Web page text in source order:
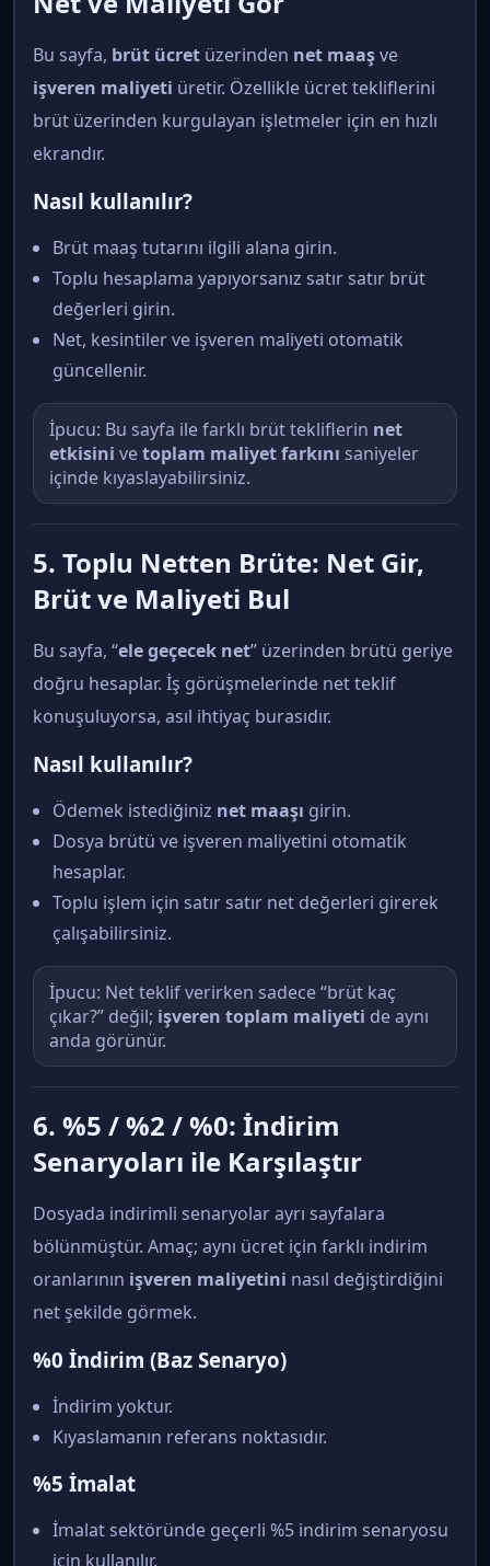
Bu sayfa, brüt ücret üzerinden net maaşve
işveren maliyeti üretir. Özellikle ücret tekliflerini
brüt üzerinden kurgulayan işletmeler için en hızlı
ekrandır.
Nasıl kullanılır?
Brüt maaş tutarını ilgili alana girin.
Toplu hesaplama yapıyorsanız satır satır brüt
değerleri girin.
Net, kesintiler ve işveren maliyeti otomatik
güncellenir.
İpucu: Bu sayfa ile farklı brüt tekliflerin net
etkisini vetoplam maliyet farkını saniyeler
içinde kıyaslayabilirsiniz.
5. Toplu Netten Brüte: Net Gir,
Brüt ve Maliyeti Bul
Bu sayfa, “ele geçecek net” üzerinden brütü geriye
doğru hesaplar. İş görüşmelerinde net teklif
konuşuluyorsa, asıl ihtiyaç burasıdır.
Nasıl kullanılır?
Ödemek istediğiniz net maaşı girin.
Dosya brütü ve işveren maliyetini otomatik
hesaplar.
Toplu işlem için satır satır net değerleri girerek
çalışabilirsiniz.
İpucu: Net teklif verirken sadece “brüt kaç
çıkar?” değil; işveren toplam maliyeti de aynı
anda görünür.
6. %5 / %2 / %0: İndirim
Senaryoları ile Karşılaştır
Dosyada indirimli senaryolar ayrı sayfalara
bölünmüştür. Amaç; aynı ücret için farklı indirim
oranlarının işveren maliyetini nasıl değiştirdiğini
net şekilde görmek.
%0 İndirim (Baz Senaryo)
İndirim yoktur.
Kıyaslamanın referans noktasıdır.
%5 İmalat
İmalat sektöründe geçerli %5 indirim senaryosu
için kullanılır.